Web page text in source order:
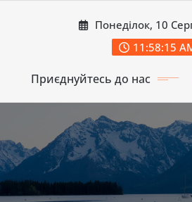
Понеділок, 10
11:58:17
Приєднуйтесь до нас